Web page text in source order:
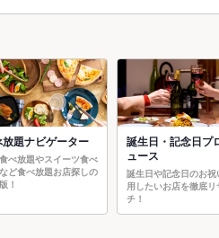
題ナビゲーター
べ放題やスイーツ食べ
ど食べ放題お店探しの
！
誕生日・記念日プ
ュース
誕生日や記念日のお祝
用したいお店を徹底リ
チ！